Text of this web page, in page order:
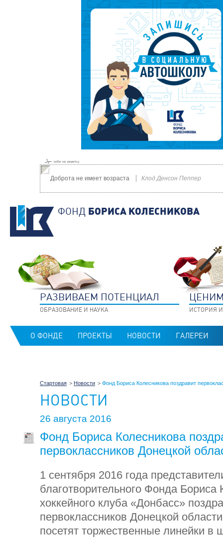
Доброта не имеет возраста Клод Денсон Пеппер
ФОНД БОРИСА КОЛЕСНИКОВА
РАЗВИВАЕМ ПОТЕНЦИАЛ
ОБРАЗОВАНИЕ И НАУКА ИСТОРИЯ
О ФОНДЕ ПРОЕКТЫ НОВОСТИ ГАЛЕРЕИ
Стартовая Новости Фонд Бориса Колесникова поздравит
НОВОСТИ
26 августа 2016
Фонд Бориса Колесникова
первоклассников Донецкой
1 сентября 2016 года
благотворительного Фонда Бориса
хоккейного клуба «Донбасс»
первоклассников Донецкой
посетят торжественные линейки в